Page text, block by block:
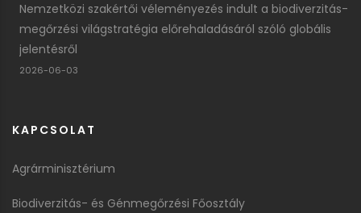
Nemzetközi szakértői véleményezés indult a biodiverzitás-
megőrzési világstratégia előrehaladásáról szóló globális
jelentésről
2026-06-03
KAPCSOLAT
Agrárminisztérium
Biodiverzitás- és Génmegőrzési Főosztály